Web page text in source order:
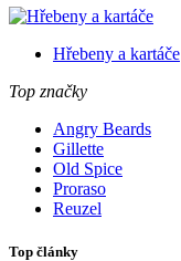
Hřebeny a kartáče
Top značky
Angry Beards
Gillette
Old Spice
Proraso
Reuzel
Top články